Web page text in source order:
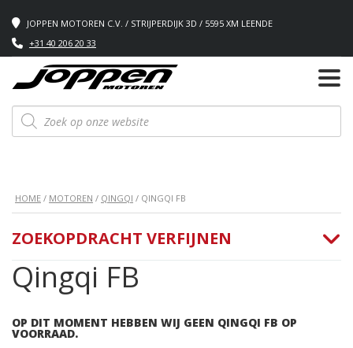
JOPPEN MOTOREN C.V. / STRIJPERDIJK 3D / 5595 XM LEENDE
+31 40 206 20 33
Producten
zoeken
HOME / MOTOREN / QINGQI / QINGQI FB
Qingqi FB
OP DIT MOMENT HEBBEN WIJ GEEN QINGQI FB OP
VOORRAAD.
ZOEKOPDRACHT VERFIJNEN